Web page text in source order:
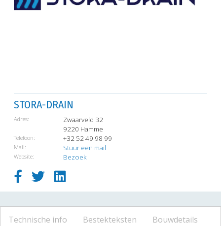
STORA-DRAIN
Adres:
Zwaarveld 32
9220 Hamme
Telefoon: +32 52 49 98 99
Mail: Stuur een mail
Website: Bezoek
Technische info Bestekteksten Bouwdetails